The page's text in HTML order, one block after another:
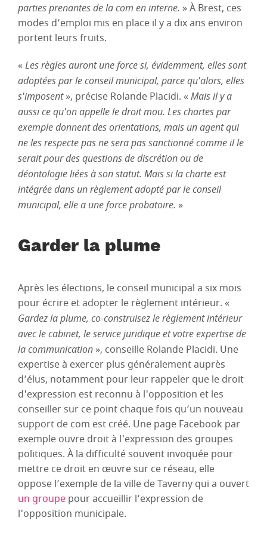
parties prenantes de la com en interne. » À Brest, ces
modes d’emploi mis en place il y a dix ans environ
portent leurs fruits.
«Les règles auront une force si, évidemment, elles sont
adoptées par le conseil municipal, parce qu'alors, elles
s'imposent», précise Rolande Placidi. «Mais il y a
aussi ce qu'on appelle le droit mou. Les chartes par
exemple donnent des orientations, mais un agent qui
ne les respecte pas ne sera pas sanctionné comme il le
serait pour des questions de discrétion ou de
déontologie liées à son statut. Mais si la charte est
intégrée dans un règlement adopté par le conseil
municipal, elle a une force probatoire. »
Garder la plume
Après les élections, le conseil municipal a six mois
pour écrire et adopter le règlement intérieur. «
Gardez la plume, co-construisez le règlement intérieur
avec le cabinet, le service juridique et votre expertise de
la communication », conseille Rolande Placidi. Une
expertise à exercer plus généralement auprès
d’élus, notamment pour leur rappeler que le droit
d'expression est reconnu à l'opposition et les
conseiller sur ce point chaque fois qu’un nouveau
support de com est créé. Une page Facebook par
exemple ouvre droit à l'expression des groupes
politiques. À la difficulté souvent invoquée pour
mettre ce droit en œuvre sur ce réseau, elle
oppose l’exemple de la ville de Taverny qui a ouvert
un groupe pour accueillir l’expression de
l'opposition municipale.